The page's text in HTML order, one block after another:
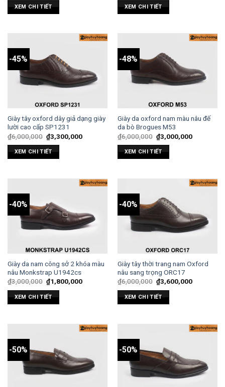
XEM CHI TIẾT XEM CHI TIẾT
-45%
Giày tây oxford dây giả dạng giày
lười cao cấp SP1231
₫6,000,000 ₫3,300,000
XEM CHI TIẾT
-48%
Giày da oxford nam màu nâu đế
da bò Brogues M53
₫6,000,000 ₫3,000,000
XEM CHI TIẾT
-40%
Giày da nam công sở 2 khóa màu
nâu Monkstrap U1942cs
₫3,000,000 ₫1,800,000
XEM CHI TIẾT
-40%
Giày tây thời trang nam Oxford
nâu sang trọng ORC17
₫6,000,000 ₫3,600,000
XEM CHI TIẾT
-50% -50%